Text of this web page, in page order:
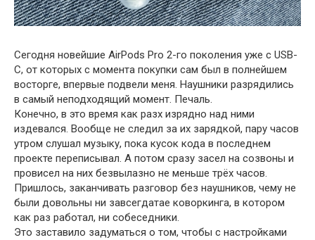
Сегодня новейшие AirPods Pro 2-го поколения уже с USB-
C, от которых с момента покупки сам был в полнейшем
восторге, впервые подвели меня. Наушники разрядились
в самый неподходящий момент. Печаль.
Конечно, в это время как разх изрядно над ними
издевался. Вообще не следил за их зарядкой, пару часов
утром слушал музыку, пока кусок кода в последнем
проекте переписывал. А потом сразу засел на созвоны и
провисел на них безвылазно не меньше трёх часов.
Пришлось, заканчивать разговор без наушников, чему не
были довольны ни завсегдатае коворкинга, в котором
как раз работал, ни собеседники.
Это заставило задуматься о том, чтобы с настройками